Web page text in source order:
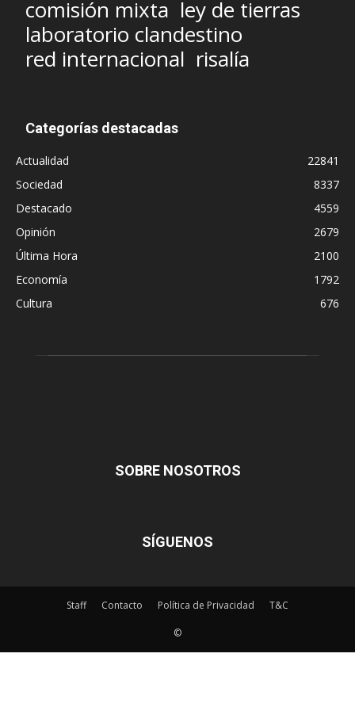
comisión mixta ley de tierras
laboratorio clandestino
red internacional risalía
Categorías destacadas
Actualidad
22841
Sociedad
8337
Destacado
4559
Opinión
2679
Última Hora
2100
Economía
1792
Cultura
676
SOBRE NOSOTROS
SÍGUENOS
Staff Contacto Política de Privacidad T&C
©